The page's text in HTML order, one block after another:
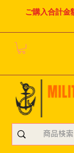
ご購入合計金